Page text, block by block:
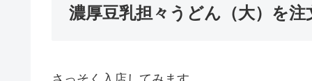
濃厚豆乳担々うどん（大）を注